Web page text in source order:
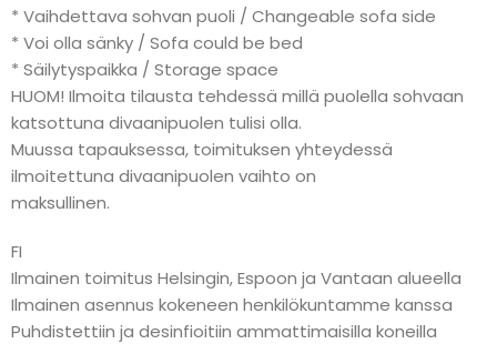
* Vaihdettava sohvan puoli / Changeable sofa side
* Voi olla sänky / Sofa could be bed
* Säilytyspaikka / Storage space
HUOM! Ilmoita tilausta tehdessä millä puolella sohvaan
katsottuna divaanipuolen tulisi olla.
Muussa tapauksessa, toimituksen yhteydessä
ilmoitettuna divaanipuolen vaihto on
maksullinen.
FI
Ilmainen toimitus Helsingin, Espoon ja Vantaan alueella
Ilmainen asennus kokeneen henkilökuntamme kanssa
Puhdistettiin ja desinfioitiin ammattimaisilla koneilla